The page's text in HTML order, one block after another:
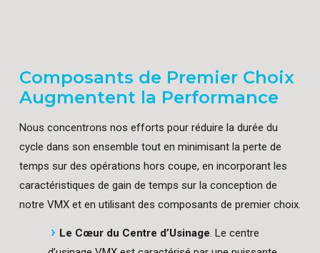
Composants de Premier Choix
Augmentent la Performance
Nous concentrons nos efforts pour réduire la durée du
cycle dans son ensemble tout en minimisant la perte de
temps sur des opérations hors coupe, en incorporant les
caractéristiques de gain de temps sur la conception de
notre VMX et en utilisant des composants de premier choix.
Le Cœur du Centre d’Usinage . Le centre